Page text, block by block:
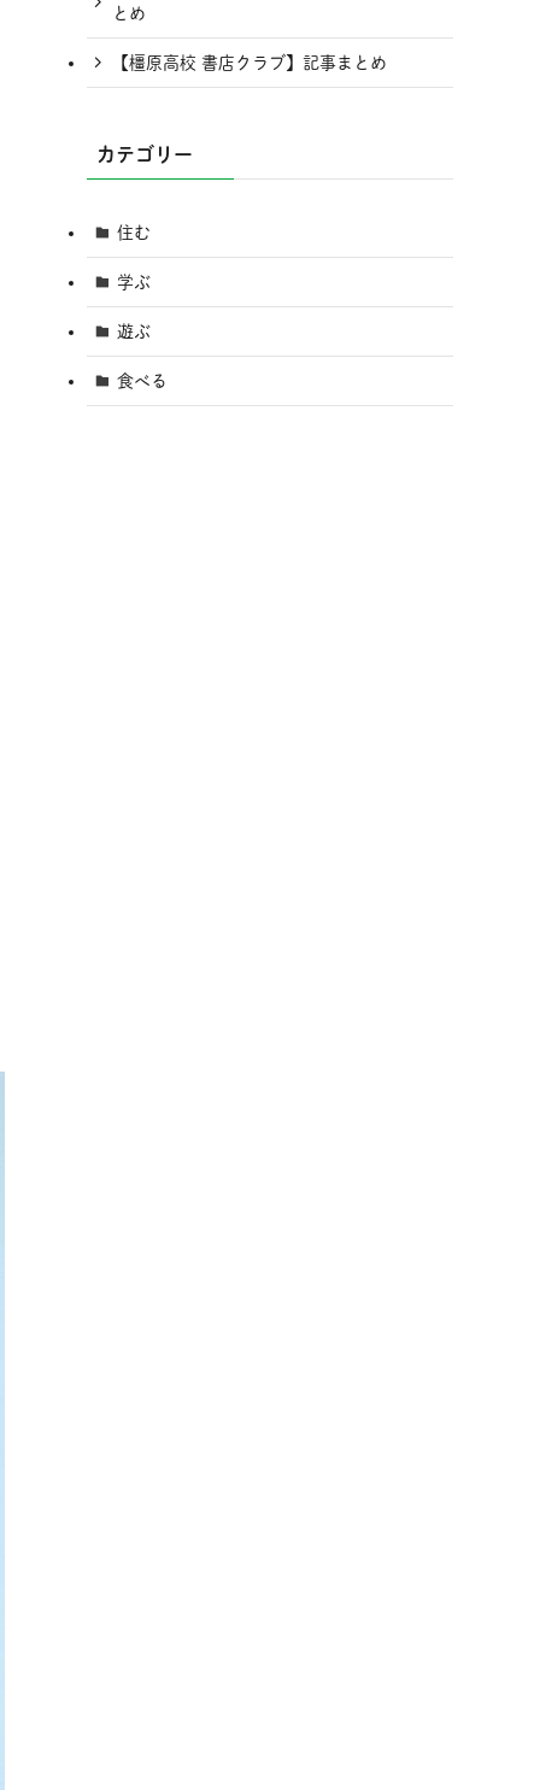
とめ
【橿原高校 書店クラブ】記事まとめ
カテゴリー
住む
学ぶ
遊ぶ
食べる